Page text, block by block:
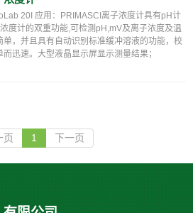
20I 应用：PRIMASCI离子浓度计具有pH计
度计的双重功能,可检测pH,mV及离子浓度及温
单，并且具有自动识别标准缓冲溶液的功能，校
而迅速。大型液晶显示屏显示测量结果；
页 1 下一页